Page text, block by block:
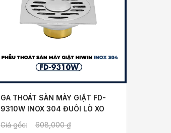
GA THOÁT SÀN MÀY GIẶT FD-
9310W INOX 304 ĐUÔI LÒ XO
Giá gốc:
608,000₫